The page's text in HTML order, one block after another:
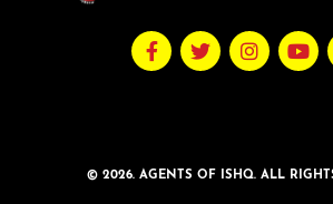
© 2026. AGENTS OF ISHQ. ALL